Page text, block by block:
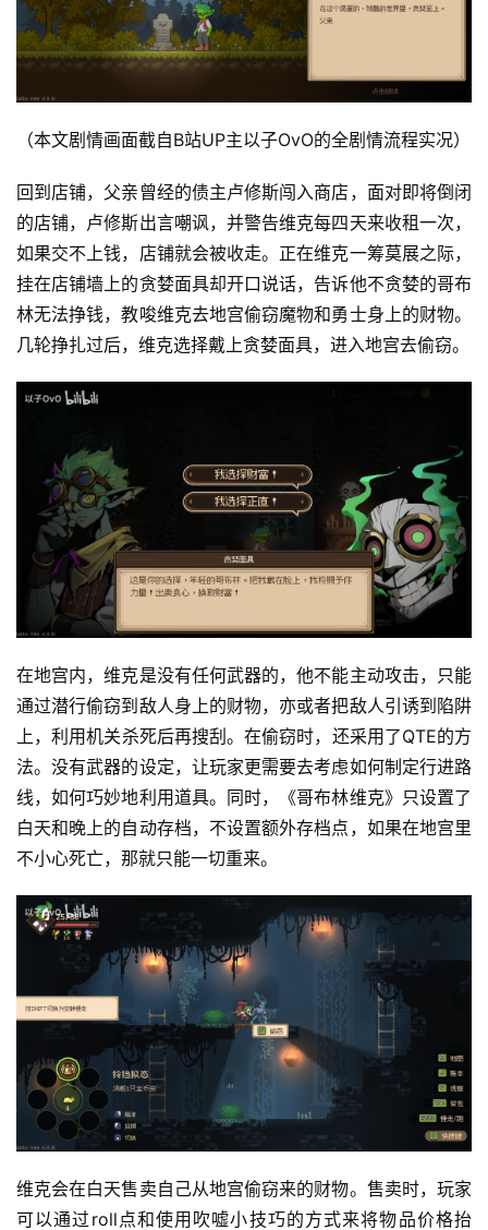
（本文剧情画面截自B站UP主以子OvO的全剧情流程实况）
回到店铺，父亲曾经的债主卢修斯闯入商店，面对即将倒闭
的店铺，卢修斯出言嘲讽，并警告维克每四天来收租一次，
如果交不上钱，店铺就会被收走。正在维克一筹莫展之际，
挂在店铺墙上的贪婪面具却开口说话，告诉他不贪婪的哥布
林无法挣钱，教唆维克去地宫偷窃魔物和勇士身上的财物。
几轮挣扎过后，维克选择戴上贪婪面具，进入地宫去偷窃。
在地宫内，维克是没有任何武器的，他不能主动攻击，只能
通过潜行偷窃到敌人身上的财物，亦或者把敌人引诱到陷阱
上，利用机关杀死后再搜刮。在偷窃时，还采用了QTE的方
法。没有武器的设定，让玩家更需要去考虑如何制定行进路
线，如何巧妙地利用道具。同时，《哥布林维克》只设置了
白天和晚上的自动存档，不设置额外存档点，如果在地宫里
不小心死亡，那就只能一切重来。
维克会在白天售卖自己从地宫偷窃来的财物。售卖时，玩家
可以通过roll点和使用吹嘘小技巧的方式来将物品价格抬